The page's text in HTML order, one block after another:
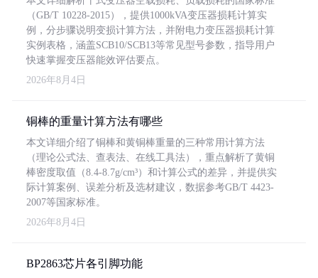
（GB/T 10228-2015），提供1000kVA变压器损耗计算实
例，分步骤说明变损计算方法，并附电力变压器损耗计算
实例表格，涵盖SCB10/SCB13等常见型号参数，指导用户
快速掌握变压器能效评估要点。
2026年8月4日
铜棒的重量计算方法有哪些
本文详细介绍了铜棒和黄铜棒重量的三种常用计算方法
（理论公式法、查表法、在线工具法），重点解析了黄铜
棒密度取值（8.4-8.7g/cm³）和计算公式的差异，并提供实
际计算案例、误差分析及选材建议，数据参考GB/T 4423-
2007等国家标准。
2026年8月4日
BP2863芯片各引脚功能